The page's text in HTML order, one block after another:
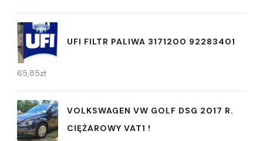
UFI FILTR PALIWA 3171200 92283401
65,85zł
VOLKSWAGEN VW GOLF DSG 2017 R.
CIĘŻAROWY VAT1 !